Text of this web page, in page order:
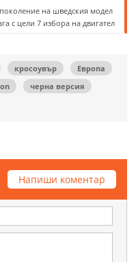
на шведския модел
с цели 7 избора на двигател
кросоувър
Европа
черна версия
Напиши коментар